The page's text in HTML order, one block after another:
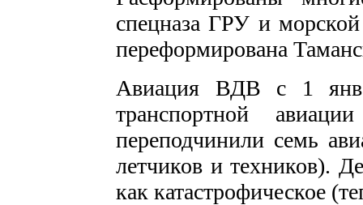
спецназа ГРУ и
переформирована
Авиация ВДВ с 1
транспортной
переподчинили семь
летчиков и техников).
как катастрофическое